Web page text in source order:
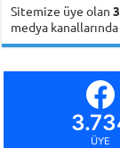
Sitemize üye olan
medya
ÜYE